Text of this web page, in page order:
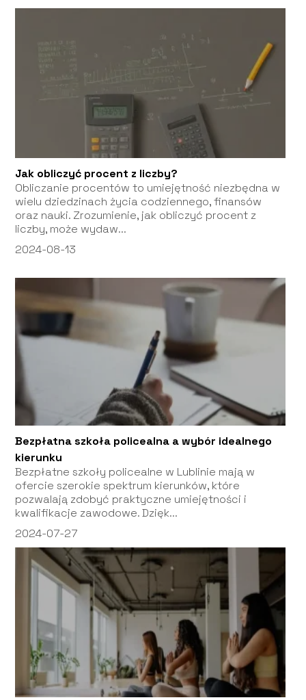
Jak obliczyć procent z liczby?
Obliczanie procentów to umiejętność niezbędna w
wielu dziedzinach życia codziennego, finansów
oraz nauki. Zrozumienie, jak obliczyć procent z
liczby, może wydaw...
2024-08-13
Bezpłatna szkoła policealna a wybór idealnego
kierunku
Bezpłatne szkoły policealne w Lublinie mają w
ofercie szerokie spektrum kierunków, które
pozwalają zdobyć praktyczne umiejętności i
kwalifikacje zawodowe. Dzięk...
2024-07-27